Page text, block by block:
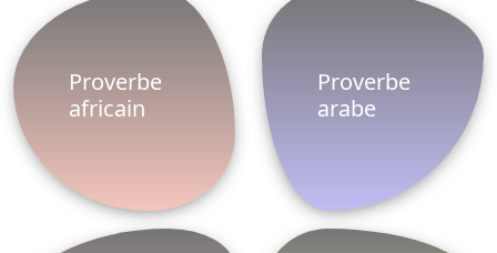
proverbes, dictons et expressions qui peuvent être
envoyées et partagées entre plus de 20.000
proverbes, nous avons de nombreuses catégories.
Pour utiliser les proverbes, cliquez simplement sur
Partager sur Facebook
confidentialité
Facebook
Twitter
Partnaires